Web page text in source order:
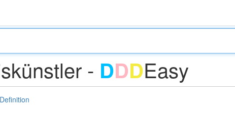
- DDDEasy
Definition